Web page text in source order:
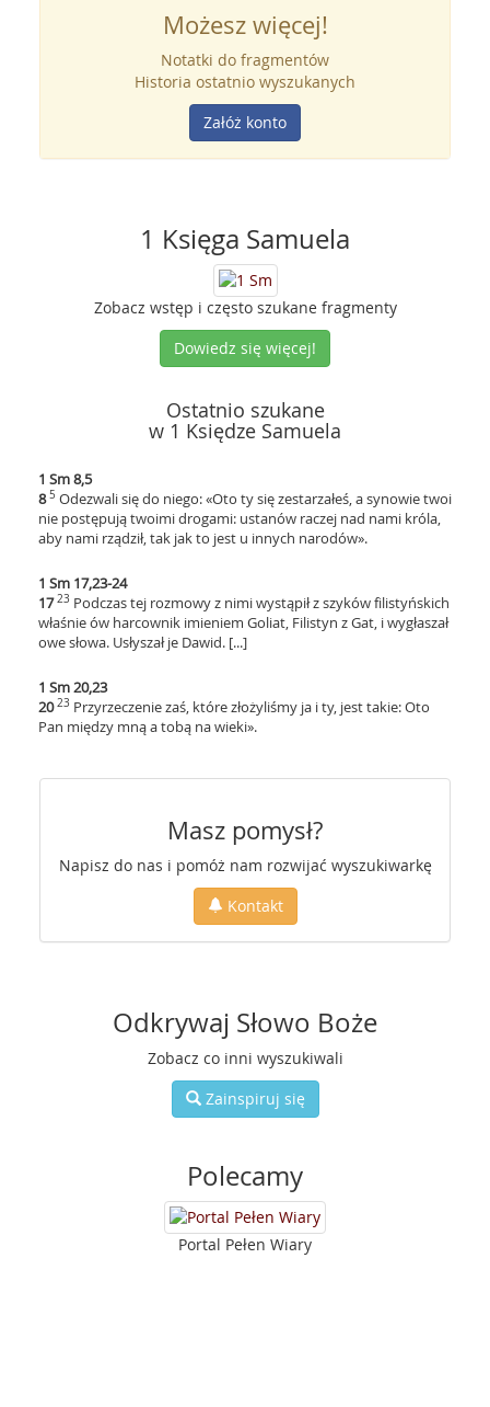
Możesz więcej!
Notatki do fragmentów
Historia ostatnio wyszukanych
Załóż konto
1 Księga Samuela
Zobacz wstęp i często szukane fragmenty
Dowiedz się więcej!
Ostatnio szukane
w 1 Księdze Samuela
1 Sm 8,5
8 5 Odezwali się do niego: «Oto ty się zestarzałeś, a synowie twoi
nie postępują twoimi drogami: ustanów raczej nad nami króla,
aby nami rządził, tak jak to jest u innych narodów».
1 Sm 17,23-24
1723 Podczas tej rozmowy z nimi wystąpił z szyków filistyńskich
właśnie ów harcownik imieniem Goliat, Filistyn z Gat, i wygłaszał
owe słowa. Usłyszał je Dawid. [...]
1 Sm 20,23
2023 Przyrzeczenie zaś, które złożyliśmy ja i ty, jest takie: Oto
Pan między mną a tobą na wieki».
Masz pomysł?
Napisz do nas i pomóż nam rozwijać wyszukiwarkę
Kontakt
Odkrywaj Słowo Boże
Zobacz co inni wyszukiwali
Zainspiruj się
Polecamy
Portal Pełen Wiary